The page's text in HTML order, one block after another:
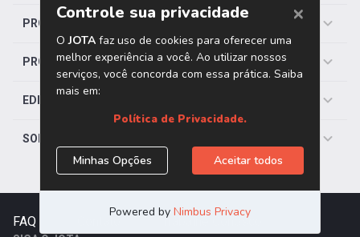
PRO TRABALHISTA
PRO SAÚDE
EDITORIAS
SOBRE O JOTA
FAQ Trabalhe Conosco